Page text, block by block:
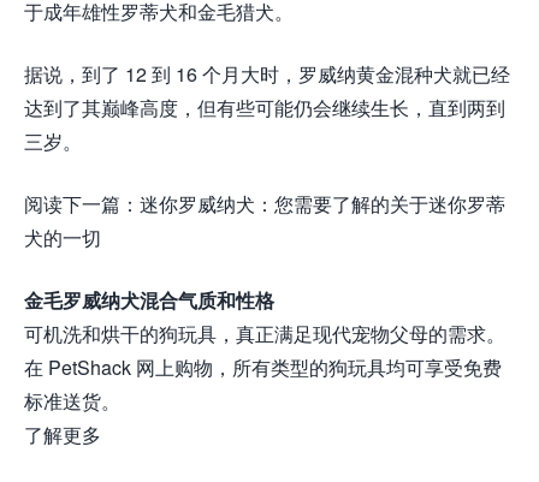
于成年雄性罗蒂犬和金毛猎犬。
据说，到了 12 到 16 个月大时，罗威纳黄金混种犬就已经
达到了其巅峰高度，但有些可能仍会继续生长，直到两到
三岁。
阅读下一篇：迷你罗威纳犬：您需要了解的关于迷你罗蒂
犬的一切
金毛罗威纳犬混合气质和性格
可机洗和烘干的狗玩具，真正满足现代宠物父母的需求。
在 PetShack 网上购物，所有类型的狗玩具均可享受免费
标准送货。
了解更多